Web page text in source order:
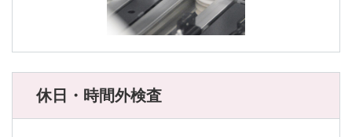
休日・時間外検査